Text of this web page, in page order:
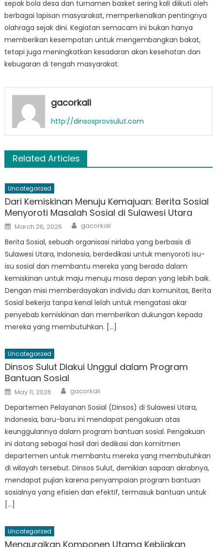
sepak bola desa dan turnamen basket sering kali diikuti oleh
berbagai lapisan masyarakat, memperkenalkan pentingnya
olahraga sejak dini. Kegiatan semacam ini bukan hanya
memberikan kesempatan untuk mengembangkan bakat,
tetapi juga meningkatkan kesadaran akan kesehatan dan
kebugaran di tengah masyarakat.
gacorkali
http://dinsosprovsulut.com
Related Articles
Uncategorized
Dari Kemiskinan Menuju Kemajuan: Berita Sosial
Menyoroti Masalah Sosial di Sulawesi Utara
Posted
on
March 26, 2026 Author
gacorkali
Berita Sosial, sebuah organisasi nirlaba yang berbasis di
Sulawesi Utara, Indonesia, berdedikasi untuk menyoroti isu-
isu sosial dan membantu mereka yang berada dalam
kemiskinan untuk maju menuju masa depan yang lebih baik.
Dengan misi memberdayakan individu dan komunitas, Berita
Sosial bekerja tanpa kenal lelah untuk mengatasi akar
penyebab kemiskinan dan memberikan dukungan kepada
mereka yang membutuhkan. […]
Uncategorized
Dinsos Sulut Diakui Unggul dalam Program
Bantuan Sosial
Posted
on
May 11, 2026 Author
gacorkali
Departemen Pelayanan Sosial (Dinsos) di Sulawesi Utara,
Indonesia, baru-baru ini mendapat pengakuan atas
keunggulannya dalam program bantuan sosial. Pengakuan
ini datang sebagai hasil dari dedikasi dan komitmen
departemen untuk membantu mereka yang membutuhkan
di wilayah tersebut. Dinsos Sulut, demikian sapaan akrabnya,
mendapat pujian karena penyampaian program bantuan
sosialnya yang efisien dan efektif, termasuk bantuan untuk
[…]
Uncategorized
Menguraikan Komponen Utama Kebijakan